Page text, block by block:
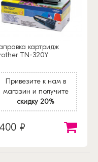
картридж
TN-320Y
Привезите к нам в
магазин и получите
скидку 20%
₽